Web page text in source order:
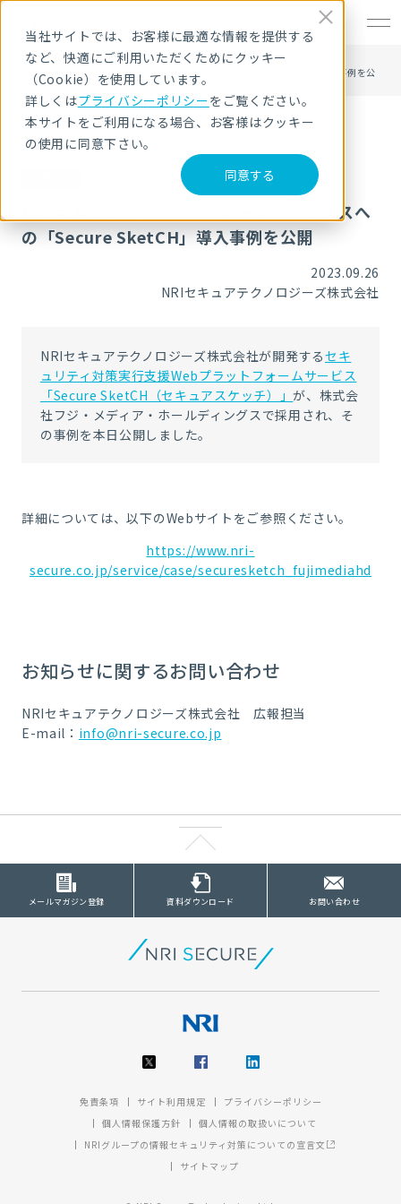
当社サイトでは、お客様に最適な情報を提供する
など、快適にご利用いただくためにクッキー
（Cookie）を使用しています。
詳しくはプライバシーポリシーをご覧ください。
本サイトをご利用になる場合、お客様はクッキー
の使用に同意下さい。
同意する
HOME
ニュース・トピックス
株式会社フジ・メディア・ホールディングスへの「Secure SketCH」導入事例を公
株式会社フジ・メディア・ホールディングスへ
の「Secure SketCH」導入事例を公開
2023.09.26
NRIセキュアテクノロジーズ株式会社
NRIセキュアテクノロジーズ株式会社が開発するセキ
ュリティ対策実行支援Webプラットフォームサービス
「Secure SketCH（セキュアスケッチ）」が、 株式会
社フジ・メディア・ホールディングス で採用され、そ
の事例を本日公開しました。
詳細については、以下のWebサイトをご参照ください。
https://www.nri-
secure.co.jp/service/case/securesketch_fujimediahd
お知らせに関するお問い合わせ
NRIセキュアテクノロジーズ株式会社 広報担当
E-mail： info@nri-secure.co.jp
メールマガジン登録 資料ダウンロード お問い合わせ
免責条項 サイト利用規定
プライバシーポリシー
個人情報保護方針
個人情報の取扱いについて
NRIグループの情報セキュリティ対策についての宣言文
サイトマップ